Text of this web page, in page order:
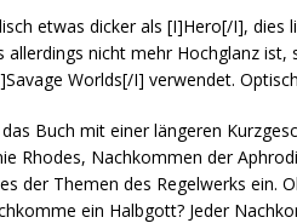
etwas dicker als [I]Hero[/I], dies
allerdings nicht mehr Hochglanz
Worlds[/I] verwendet.
Buch mit einer längeren
Rhodes, Nachkommen der
der Themen des Regelwerks ein.
ein Halbgott? Jeder